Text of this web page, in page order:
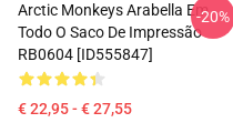
Arctic Monkeys Arabella Em
Todo O Saco De Impressão
RB0604 [ID555847]
€ 22,95 - € 27,55
-20%